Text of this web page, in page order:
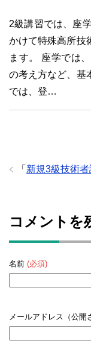
2級講習では、座
かけて特殊高所技
ます。 座学では
の考え方など、基
では、登…
「 新規3級技術
コメントを
名前 (必須)
メールアドレス（公開